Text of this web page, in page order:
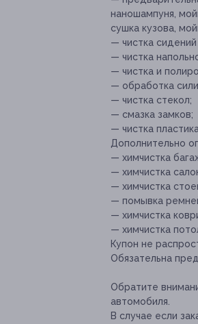
наношампуня,
сушка кузова,
— чистка
— чистка
— чистка и
— обработка
— чистка стекол;
— смазка замков;
— чистка
Дополнительно
— химчистка
— химчистка
— химчистка
— помывка
— химчистка
— химчистка
Купон не
Обязательна
Обратите
автомобиля.
В случае если